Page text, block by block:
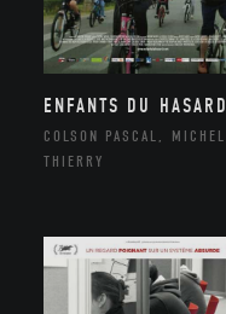
ENFANTS DU HASARD
COLSON PASCAL, MICHEL
THIERRY